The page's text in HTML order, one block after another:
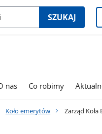
SZUKAJ
nas Co robimy
Koło emerytów Zarząd